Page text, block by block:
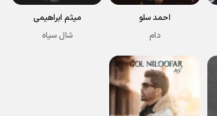
احمد سلو
دام
میثم ابراهیمی
شال سیاه